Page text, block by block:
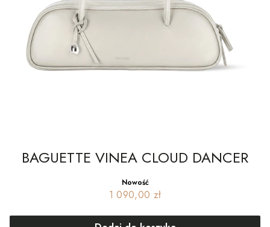
BAGUETTE VINEA CLOUD DANCER
Nowość
Cena
1 090,00 zł